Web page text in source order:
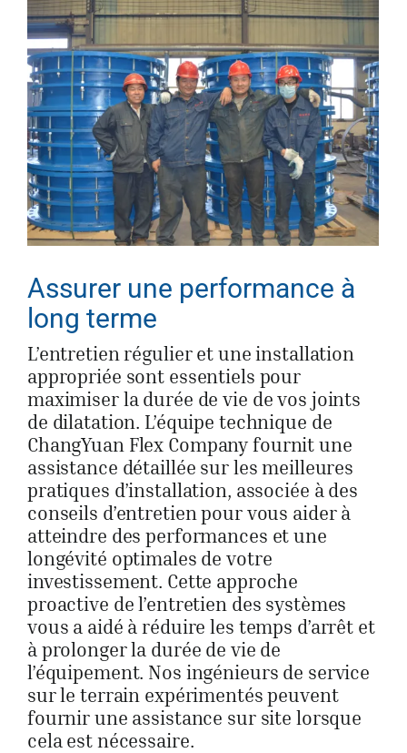
Assurer une performance à
long terme
L’entretien régulier et une installation
appropriée sont essentiels pour
maximiser la durée de vie de vos joints
de dilatation. L’équipe technique de
ChangYuan Flex Company fournit une
assistance détaillée sur les meilleures
pratiques d’installation, associée à des
conseils d’entretien pour vous aider à
atteindre des performances et une
longévité optimales de votre
investissement. Cette approche
proactive de l’entretien des systèmes
vous a aidé à réduire les temps d’arrêt et
à prolonger la durée de vie de
l’équipement. Nos ingénieurs de service
sur le terrain expérimentés peuvent
fournir une assistance sur site lorsque
cela est nécessaire.